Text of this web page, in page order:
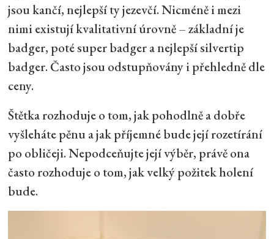
jsou kančí, nejlepší ty jezevčí. Nicméně i mezi
nimi existují kvalitativní úrovně – základní je
badger, poté super badger a nejlepší silvertip
badger. Často jsou odstupňovány i přehledně dle
ceny.
Štětka rozhoduje o tom, jak pohodlně a dobře
vyšleháte pěnu a jak příjemné bude její rozetírání
po obličeji. Nepodceňujte její výběr, právě ona
často rozhoduje o tom, jak velký požitek holení
bude.